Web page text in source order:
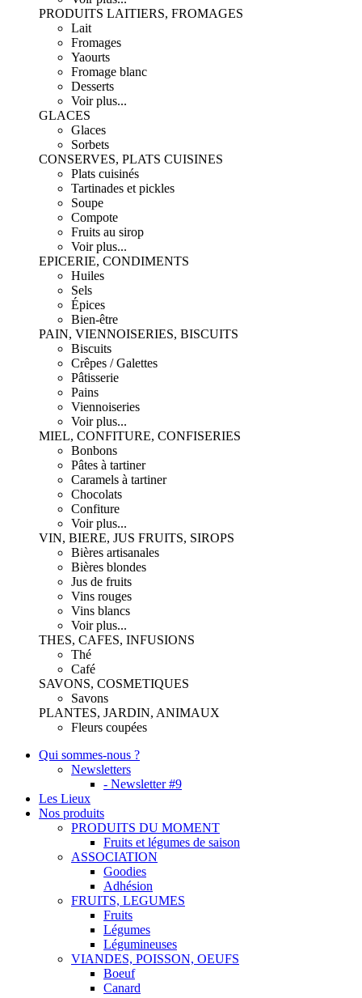
PRODUITS LAITIERS, FROMAGES
Lait
Fromages
Yaourts
Fromage blanc
Desserts
Voir plus...
GLACES
Glaces
Sorbets
CONSERVES, PLATS CUISINES
Plats cuisinés
Tartinades et pickles
Soupe
Compote
Fruits au sirop
Voir plus...
EPICERIE, CONDIMENTS
Huiles
Sels
Épices
Bien-être
PAIN, VIENNOISERIES, BISCUITS
Biscuits
Crêpes / Galettes
Pâtisserie
Pains
Viennoiseries
Voir plus...
MIEL, CONFITURE, CONFISERIES
Bonbons
Pâtes à tartiner
Caramels à tartiner
Chocolats
Confiture
Voir plus...
VIN, BIERE, JUS FRUITS, SIROPS
Bières artisanales
Bières blondes
Jus de fruits
Vins rouges
Vins blancs
Voir plus...
THES, CAFES, INFUSIONS
Thé
Café
SAVONS, COSMETIQUES
Savons
PLANTES, JARDIN, ANIMAUX
Fleurs coupées
Qui sommes-nous ?
Newsletters
- Newsletter #9
Les Lieux
Nos produits
PRODUITS DU MOMENT
Fruits et légumes de saison
ASSOCIATION
Goodies
Adhésion
FRUITS, LEGUMES
Fruits
Légumes
Légumineuses
VIANDES, POISSON, OEUFS
Boeuf
Canard